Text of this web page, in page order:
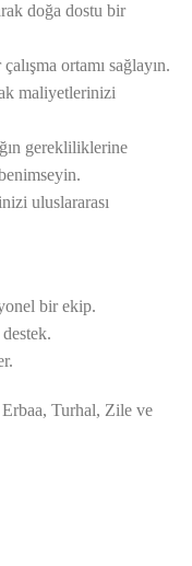
doğa dostu bir
ortamı sağlayın.
maliyetlerinizi
gerekliliklerine
uluslararası
bir ekip.
Turhal, Zile ve